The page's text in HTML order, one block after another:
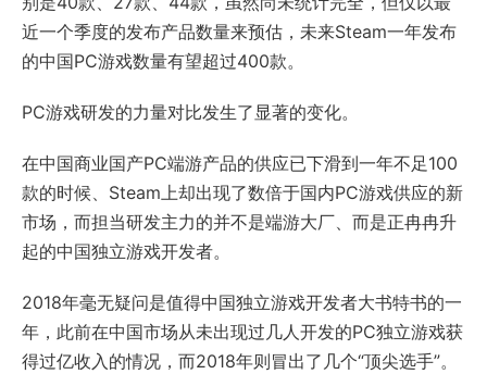
近一个季度的发布产品数量来预估，未来Steam一年发布
的中国PC游戏数量有望超过400款。
PC游戏研发的力量对比发生了显著的变化。
在中国商业国产PC端游产品的供应已下滑到一年不足100
款的时候、Steam上却出现了数倍于国内PC游戏供应的新
市场，而担当研发主力的并不是端游大厂、而是正冉冉升
起的中国独立游戏开发者。
2018年毫无疑问是值得中国独立游戏开发者大书特书的一
年，此前在中国市场从未出现过几人开发的PC独立游戏获
得过亿收入的情况，而2018年则冒出了几个“顶尖选手”。